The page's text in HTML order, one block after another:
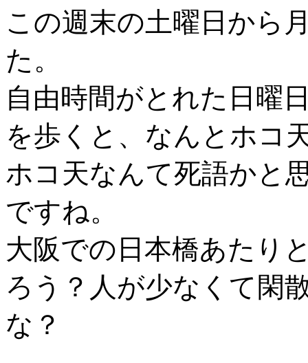
この週末の土曜日から
た。
自由時間がとれた日曜
を歩くと、なんとホコ
ホコ天なんて死語かと
ですね。
大阪での日本橋あたり
ろう？人が少なくて閑
な？